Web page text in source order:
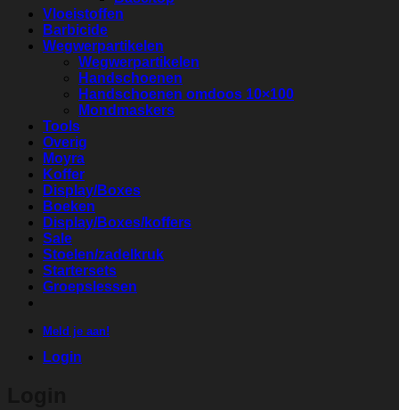
Vloeistoffen
Barbicide
Wegwerpartikelen
Wegwerpartikelen
Handschoenen
Handschoenen omdoos 10×100
Mondmaskers
Tools
Overig
Moyra
Koffer
Display/Boxes
Boeken
Display/Boxes/koffers
Sale
Stoelen/zadelkruk
Startersets
Groepslessen
Meld je aan!
Login